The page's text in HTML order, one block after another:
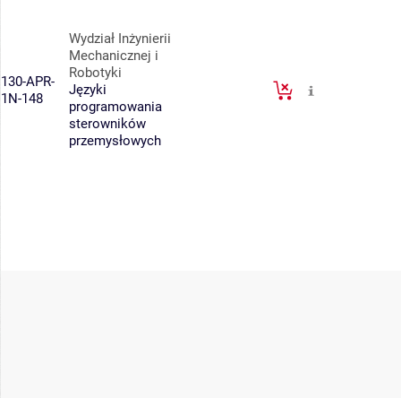
130-APR-
1N-148
Wydział Inżynierii
Mechanicznej i
Robotyki
Języki
programowania
sterowników
przemysłowych